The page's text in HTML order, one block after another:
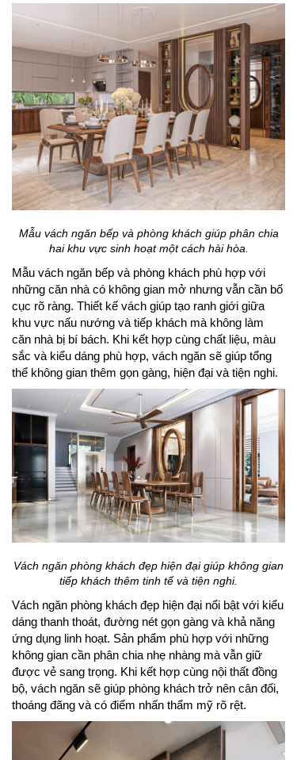
Mẫu vách ngăn bếp và phòng khách giúp phân chia
hai khu vực sinh hoạt một cách hài hòa.
Mẫu vách ngăn bếp và phòng khách phù hợp với
những căn nhà có không gian mở nhưng vẫn cần bố
cục rõ ràng. Thiết kế vách giúp tạo ranh giới giữa
khu vực nấu nướng và tiếp khách mà không làm
căn nhà bị bí bách. Khi kết hợp cùng chất liệu, màu
sắc và kiểu dáng phù hợp, vách ngăn sẽ giúp tổng
thể không gian thêm gọn gàng, hiện đại và tiện nghi.
Vách ngăn phòng khách đẹp hiện đại giúp không gian
tiếp khách thêm tinh tế và tiện nghi.
Vách ngăn phòng khách đẹp hiện đại nổi bật với kiểu
dáng thanh thoát, đường nét gọn gàng và khả năng
ứng dụng linh hoạt. Sản phẩm phù hợp với những
không gian cần phân chia nhẹ nhàng mà vẫn giữ
được vẻ sang trọng. Khi kết hợp cùng nội thất đồng
bộ, vách ngăn sẽ giúp phòng khách trở nên cân đối,
thoáng đãng và có điểm nhấn thẩm mỹ rõ rệt.